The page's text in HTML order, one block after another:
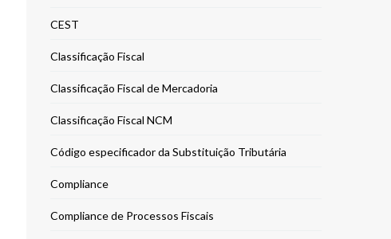
CEST
Classificação Fiscal
Classificação Fiscal de Mercadoria
Classificação Fiscal NCM
Código especificador da Substituição Tributária
Compliance
Compliance de Processos Fiscais